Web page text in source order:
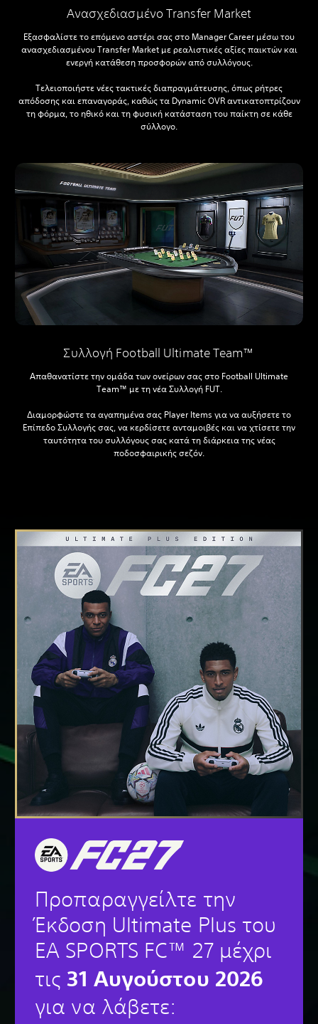
Ανασχεδιασμένο Transfer Market
Εξασφαλίστε το επόμενο αστέρι σας στο Manager Career μέσω του
ανασχεδιασμένου Transfer Market με ρεαλιστικές αξίες παικτών και
ενεργή κατάθεση προσφορών από συλλόγους.
Τελειοποιήστε νέες τακτικές διαπραγμάτευσης, όπως ρήτρες
απόδοσης και επαναγοράς, καθώς τα Dynamic OVR αντικατοπτρίζουν
τη φόρμα, το ηθικό και τη φυσική κατάσταση του παίκτη σε κάθε
σύλλογο.
Συλλογή Football Ultimate Team™
Απαθανατίστε την ομάδα των ονείρων σας στο Football Ultimate
Team™ με τη νέα Συλλογή FUT.
Διαμορφώστε τα αγαπημένα σας Player Items για να αυξήσετε το
Επίπεδο Συλλογής σας, να κερδίσετε ανταμοιβές και να χτίσετε την
ταυτότητα του συλλόγους σας κατά τη διάρκεια της νέας
ποδοσφαιρικής σεζόν.
Προπαραγγείλτε την
Έκδοση Ultimate Plus του
EA SPORTS FC™ 27 μέχρι
τις31 Αυγούστου 2026
για να λάβετε: